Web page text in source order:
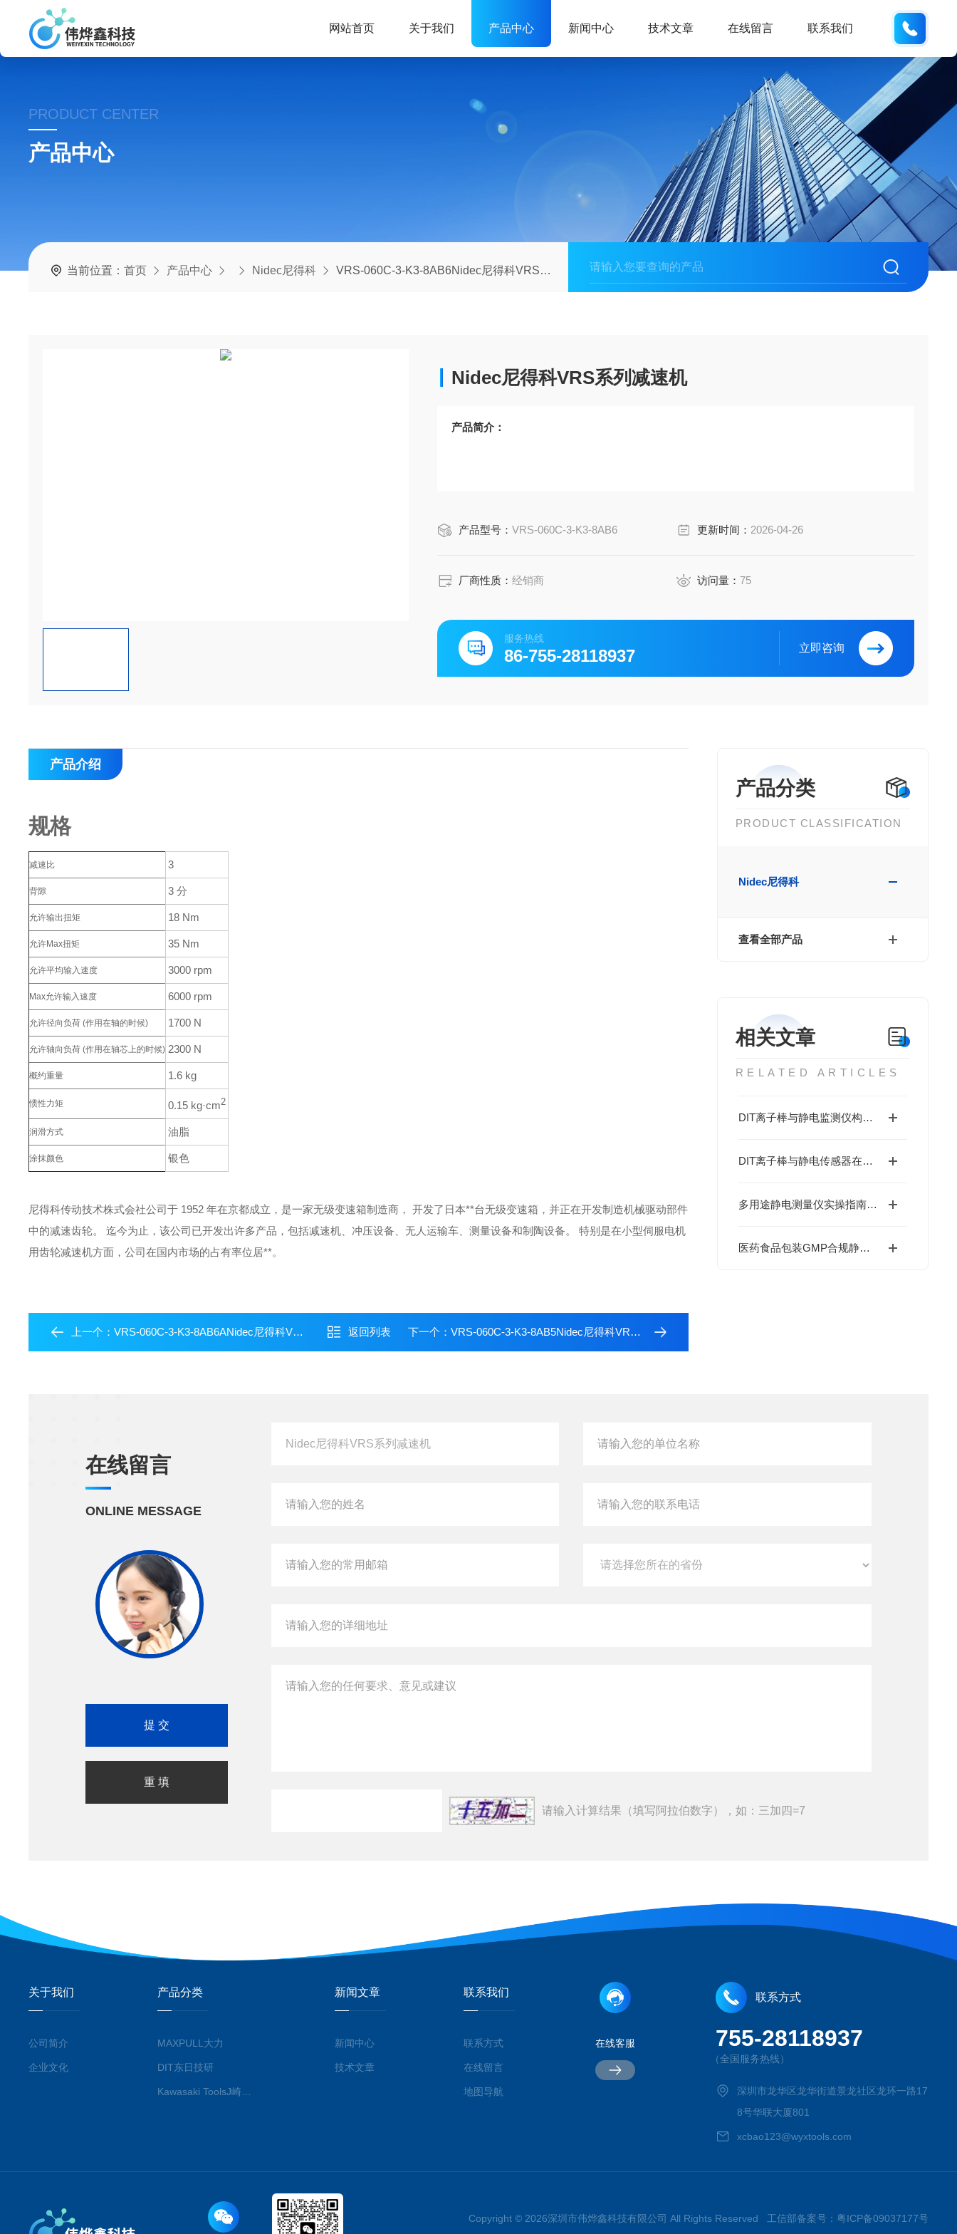
网站首页 关于我们 产品中心 新闻中心 技术文章 在线留言 联系我们
PRODUCT CENTER
产品中心
当前位置：首页 产品中心 Nidec尼得科 VRS-060C-3-K3-8AB6Nidec尼得科VRS系列减速机
Nidec尼得科VRS系列减速机
产品简介：
产品型号：VRS-060C-3-K3-8AB6 更新时间： 2026-04-26
厂商性质：经销商 访问量： 75
服务热线
86-755-28118937 立即咨询
产品分类
PRODUCT CLASSIFICATION
Nidec尼得科
查看全部产品
相关文章
RELATED ARTICLES
DIT离子棒与静电监测仪构建ESD闭环防护体系
DIT离子棒与静电传感器在新能源汽车产线的应用
多用途静电测量仪实操指南：几步解锁精准测量，新手也能轻松上手
医药食品包装GMP合规静电控制：DIT离子棒的洁净室适配方案
产品介绍
规格
减速比 3
背隙 3 分
允许输出扭矩 18 Nm
允许Max扭矩 35 Nm
允许平均输入速度 3000 rpm
Max允许输入速度 6000 rpm
允许径向负荷 (作用在轴的时候) 1700 N
允许轴向负荷 (作用在轴芯上的时候) 2300 N
概约重量 1.6 kg
惯性力矩 0.15 kg·cm2
润滑方式 油脂
涂抹颜色 银色
尼得科传动技术株式会社公司于 1952 年在京都成立，是一家无级变速箱制造商，
开发了日本**台无级变速箱，并正在开发制造机械驱动部件
中的减速齿轮。
迄今为止，该公司已开发出许多产品，包括减速机、冲压设备、无人运输车、测量设备和制陶设备。
特别是在小型伺服电机
用齿轮减速机方面，公司在国内市场的占有率位居**。
上一个：VRS-060C-3-K3-8AB6ANidec尼得科VRS系列减速机 返回列表 下一个： VRS-060C-3-K3-8AB5Nidec尼得科VRS系列减速机
在线留言
ONLINE MESSAGE
请输入计算结果（填写阿拉伯数字），如：三加四=7
关于我们
公司简介
企业文化
产品分类
MAXPULL大力
DIT东日技研
Kawasaki ToolsJ崎工具
新闻文章
新闻中心
技术文章
联系我们
联系方式
在线留言
地图导航
在线客服
联系方式
755-28118937
（全国服务热线）
深圳市龙华区龙华街道景龙社区龙环一路17
8号华联大厦801
xcbao123@wyxtools.com
Copyright © 2026深圳市伟烨鑫科技有限公司 All Rights Reserved 工信部备案号： 粤ICP备09037177号